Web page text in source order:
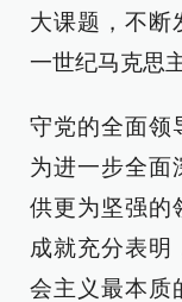
大课题，不断
一世纪马克思
守党的全面领
为进一步全面
供更为坚强的
成就充分表明
会主义最本质